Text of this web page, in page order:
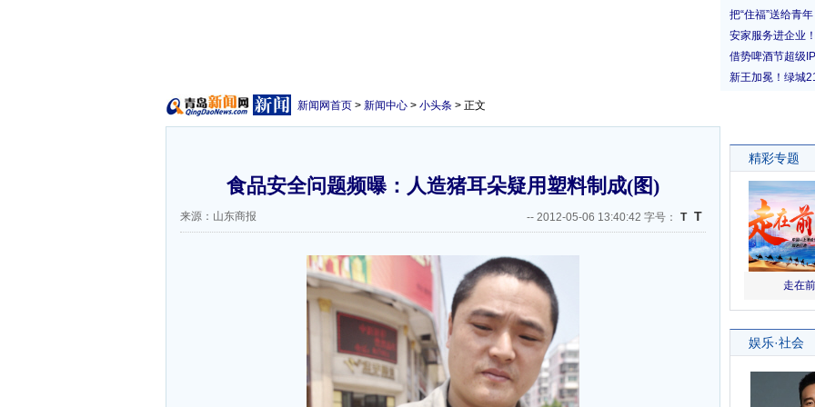
新闻网首页 > 新闻中心 > 小头条 > 正文
食品安全问题频曝：人造猪耳朵疑用塑料制成(图)
来源：山东商报 -- 2012-05-06 13:40:42 字号： T T